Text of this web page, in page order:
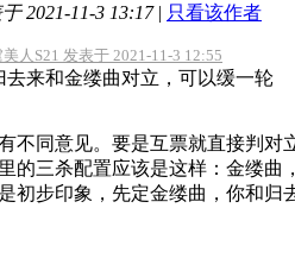
2021-11-3 13:17 | 只看该作者
美人S21 发表于 2021-11-3 12:55
去来和金缕曲对立，可以缓一轮
不同意见。要是互票就直接判对
的三杀配置应该是这样：金缕曲
初步印象，先定金缕曲，你和归